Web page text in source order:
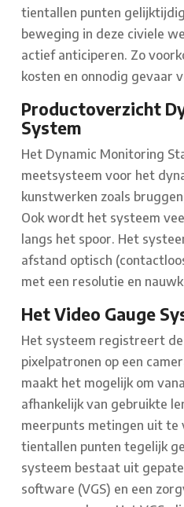
tientallen punten
beweging in deze civiele
actief anticiperen. Zo
kosten en onnodig gevaar
Productoverzicht
System
Het Dynamic Monitoring
meetsysteem voor het
kunstwerken zoals
Ook wordt het systeem
langs het spoor. Het
afstand optisch
met een resolutie en
Het Video Gauge
Het systeem registreert
pixelpatronen op een
maakt het mogelijk om
afhankelijk van gebruikte
meerpunts metingen uit te
tientallen punten tegelijk
systeem bestaat uit
software (VGS) en een